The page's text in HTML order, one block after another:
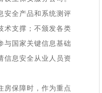
全产品和系统测评
术支撑；不颁发各类
与国家关键信息基础
信息安全从业人员资
保障时，作为重点